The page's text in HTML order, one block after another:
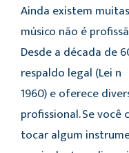
Ainda existem
músico não é
Desde a década de
respaldo legal (Lei
1960) e oferece
profissional. Se você
tocar algum